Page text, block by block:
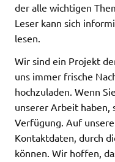
der alle wichtigen
Leser kann sich
lesen.
Wir sind ein Projekt
uns immer frische
hochzuladen. Wenn
unserer Arbeit haben,
Verfügung. Auf
Kontaktdaten, durch
können. Wir hoffen,